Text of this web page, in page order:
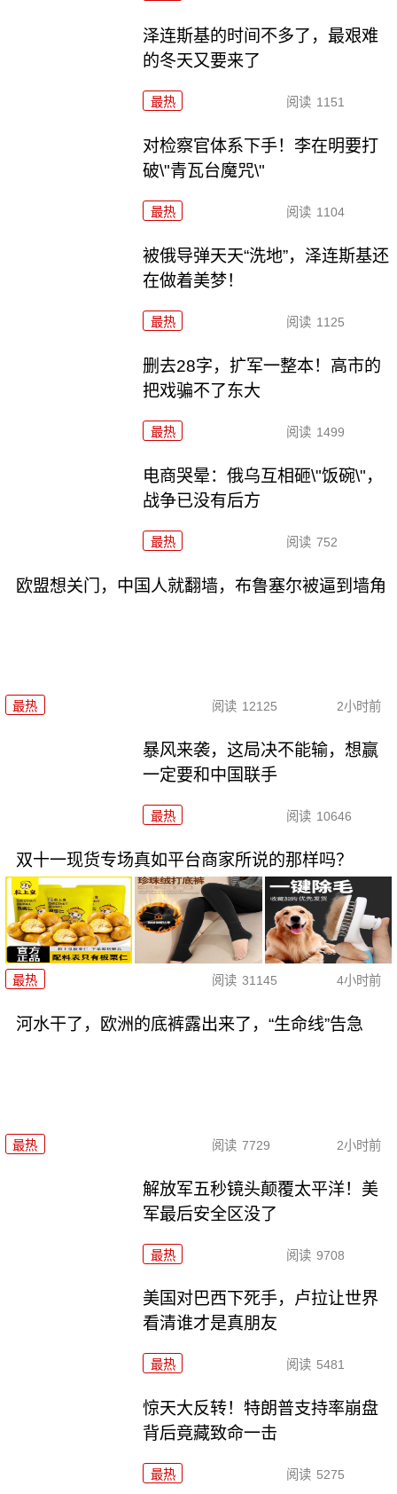
泽连斯基的时间不多了，最艰难
的冬天又要来了
最热 阅读 1151
对检察官体系下手！李在明要打
破\"青瓦台魔咒\"
最热 阅读 1104
被俄导弹天天“洗地”，泽连斯基还
在做着美梦！
最热 阅读 1125
删去28字，扩军一整本！高市的
把戏骗不了东大
最热 阅读 1499
电商哭晕：俄乌互相砸\"饭碗\"，
战争已没有后方
最热 阅读 752
欧盟想关门，中国人就翻墙，布鲁塞尔被逼到墙角
最热 阅读 12125 2小时前
暴风来袭，这局决不能输，想赢
一定要和中国联手
最热 阅读 10646
双十一现货专场真如平台商家所说的那样吗？
最热 阅读 31145 4小时前
河水干了，欧洲的底裤露出来了，“生命线”告急
最热 阅读 7729 2小时前
解放军五秒镜头颠覆太平洋！美
军最后安全区没了
最热 阅读 9708
美国对巴西下死手，卢拉让世界
看清谁才是真朋友
最热 阅读 5481
惊天大反转！特朗普支持率崩盘
背后竟藏致命一击
最热 阅读 5275